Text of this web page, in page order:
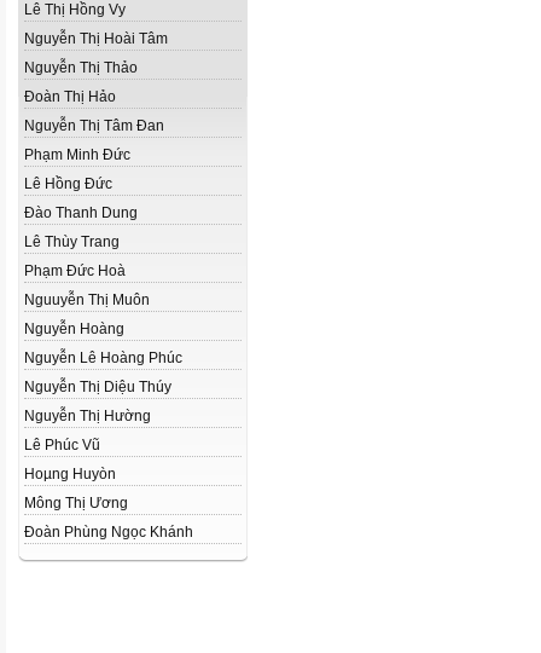
Lê Thị Hồng Vy
Nguyễn Thị Hoài Tâm
Nguyễn Thị Thảo
Đoàn Thị Hảo
Nguyễn Thị Tâm Đan
Phạm Minh Đức
Lê Hồng Đức
Đào Thanh Dung
Lê Thùy Trang
Phạm Đức Hoà
Nguuyễn Thị Muôn
Nguyễn Hoàng
Nguyễn Lê Hoàng Phúc
Nguyễn Thị Diệu Thúy
Nguyễn Thị Hường
Lê Phúc Vũ
Hoµng Huyòn
Mông Thị Ương
Đoàn Phùng Ngọc Khánh